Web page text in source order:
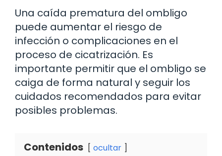
Una caída prematura del ombligo
puede aumentar el riesgo de
infección o complicaciones en el
proceso de cicatrización. Es
importante permitir que el ombligo se
caiga de forma natural y seguir los
cuidados recomendados para evitar
posibles problemas.
Contenidos ocultar